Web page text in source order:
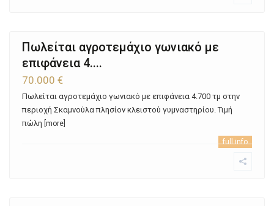
Πωλείται αγροτεμάχιο γωνιακό με
επιφάνεια 4....
70.000 €
Πωλείται αγροτεμάχιο γωνιακό με επιφάνεια 4.700 τμ στην
περιοχή Σκαμνούλα πλησίον κλειστού γυμναστηρίου. Τιμή
πώλη [more]
full info